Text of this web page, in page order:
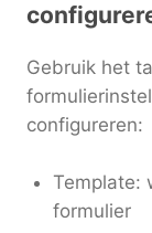
Gebruik het
configureren:
Template:
formulier